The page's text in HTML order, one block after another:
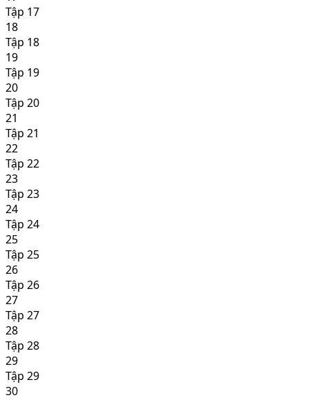
Tập 17
18
Tập 18
19
Tập 19
20
Tập 20
21
Tập 21
22
Tập 22
23
Tập 23
24
Tập 24
25
Tập 25
26
Tập 26
27
Tập 27
28
Tập 28
29
Tập 29
30